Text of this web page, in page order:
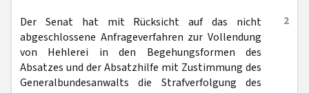
2
Der Senat hat mit Rücksicht auf das nicht
abgeschlossene Anfrageverfahren zur Vollendung
von Hehlerei in den Begehungsformen des
Absatzes und der Absatzhilfe mit Zustimmung des
Generalbundesanwalts die Strafverfolgung des